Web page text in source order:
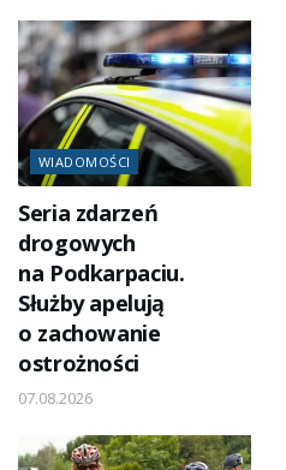
WIADOMOŚCI
Seria zdarzeń
drogowych
na Podkarpaciu.
Służby apelują
o zachowanie
ostrożności
07.08.2026